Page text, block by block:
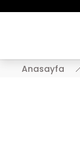
Anasayfa